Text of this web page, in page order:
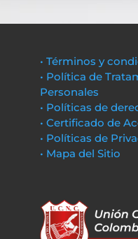
• Términos y
• Política de
Personales
• Políticas de
• Certificado de
• Políticas de
• Mapa del Sitio